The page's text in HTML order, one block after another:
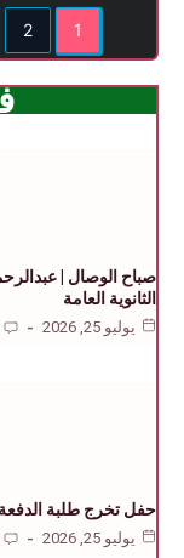
1
2
الثانوية العامة
يوليو 25, 2026
حفل تخرج طلبة الدفعة
يوليو 25, 2026